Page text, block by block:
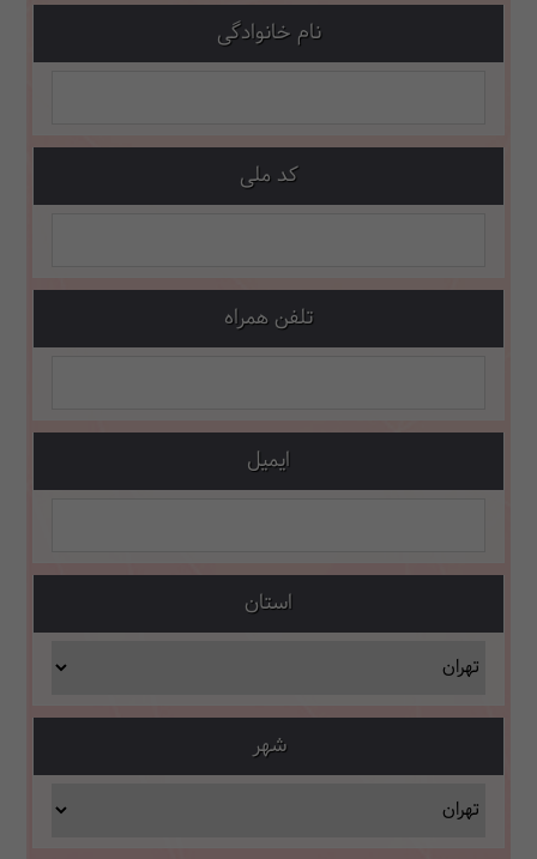
نام خانوادگی
کد ملی
تلفن همراه
ایمیل
استان
شهر